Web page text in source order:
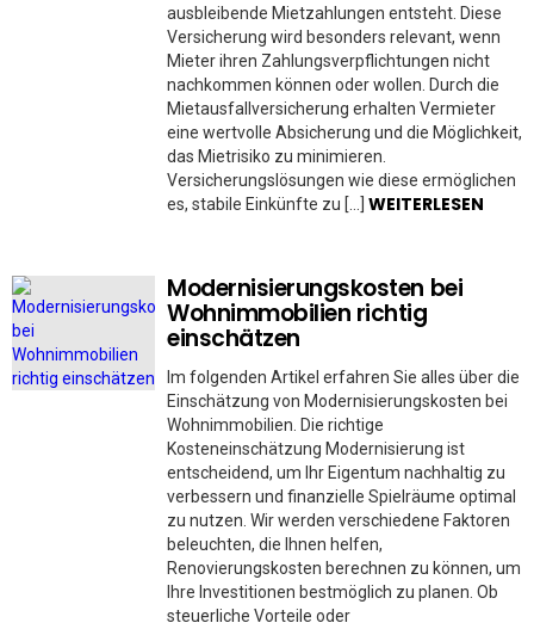
ausbleibende Mietzahlungen entsteht. Diese
Versicherung wird besonders relevant, wenn
Mieter ihren Zahlungsverpflichtungen nicht
nachkommen können oder wollen. Durch die
Mietausfallversicherung erhalten Vermieter
eine wertvolle Absicherung und die Möglichkeit,
das Mietrisiko zu minimieren.
Versicherungslösungen wie diese ermöglichen
es, stabile Einkünfte zu […] WEITERLESEN
Modernisierungskosten bei
Wohnimmobilien richtig
einschätzen
Im folgenden Artikel erfahren Sie alles über die
Einschätzung von Modernisierungskosten bei
Wohnimmobilien. Die richtige
Kosteneinschätzung Modernisierung ist
entscheidend, um Ihr Eigentum nachhaltig zu
verbessern und finanzielle Spielräume optimal
zu nutzen. Wir werden verschiedene Faktoren
beleuchten, die Ihnen helfen,
Renovierungskosten berechnen zu können, um
Ihre Investitionen bestmöglich zu planen. Ob
steuerliche Vorteile oder